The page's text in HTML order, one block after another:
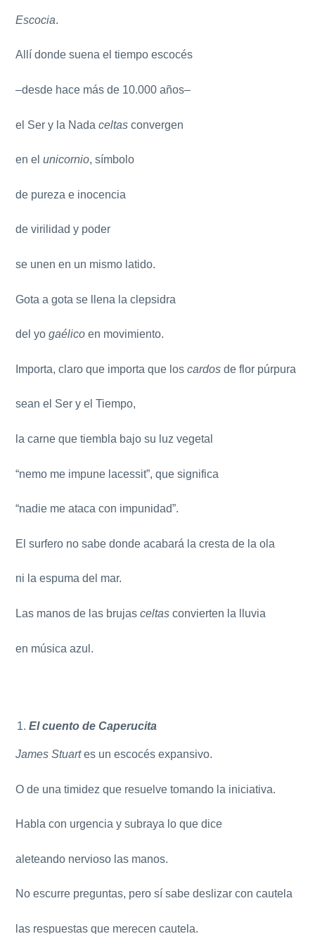
Escocia.
Allí donde suena el tiempo escocés
–desde hace más de 10.000 años–
el Ser y la Nadaceltas convergen
en elunicornio, símbolo
de pureza e inocencia
de virilidad y poder
se unen en un mismo latido.
Gota a gota se llena la clepsidra
del yogaélico en movimiento.
Importa, claro que importa que loscardos de flor púrpura
sean el Ser y el Tiempo,
la carne que tiembla bajo su luz vegetal
“nemo me impune lacessit”, que significa
“nadie me ataca con impunidad”.
El surfero no sabe donde acabará la cresta de la ola
ni la espuma del mar.
Las manos de las brujasceltas convierten la lluvia
en música azul.
El cuento de Caperucita
James Stuartes un escocés expansivo.
O de una timidez que resuelve tomando la iniciativa.
Habla con urgencia y subraya lo que dice
aleteando nervioso las manos.
No escurre preguntas, pero sí sabe deslizar con cautela
las respuestas que merecen cautela.